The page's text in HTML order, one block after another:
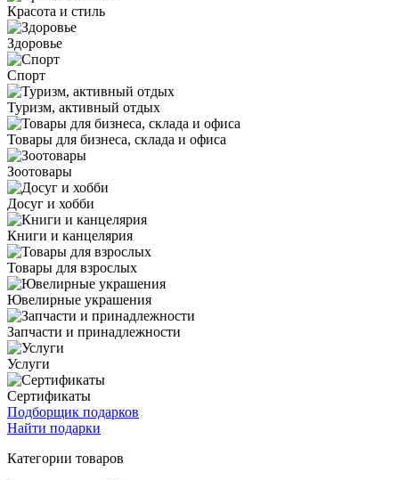
Красота и стиль
Здоровье
Спорт
Туризм, активный отдых
Товары для бизнеса, склада и офиса
Зоотовары
Досуг и хобби
Книги и канцелярия
Товары для взрослых
Ювелирные украшения
Запчасти и принадлежности
Услуги
Сертификаты
Подборщик подарков
Найти подарки
Категории товаров